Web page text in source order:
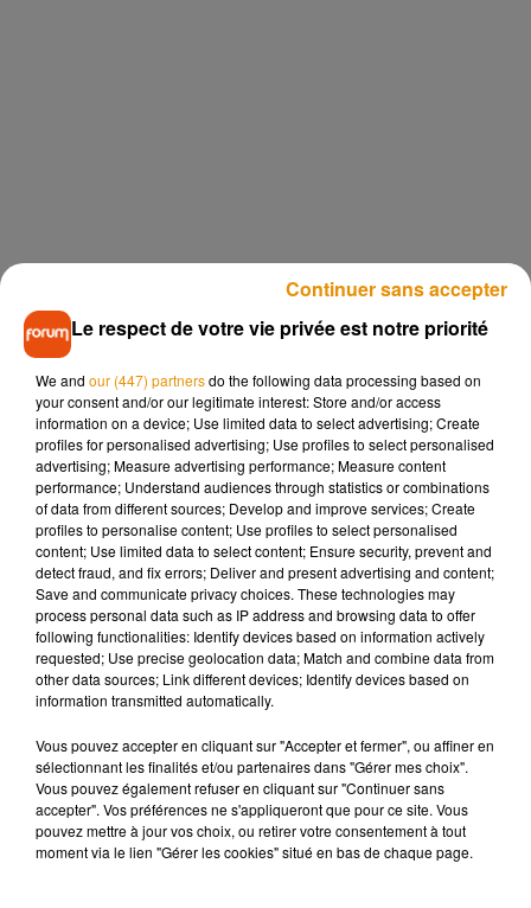
Le respect de votre vie privée est notre priorité
We and our (447) partnersdo the following data processing based on
your consent and/or our legitimate interest: Store and/or access
information on a device; Use limited data to select advertising; Create
profiles for personalised advertising; Use profiles to select personalised
advertising; Measure advertising performance; Measure content
performance; Understand audiences through statistics or combinations
of data from different sources; Develop and improve services; Create
profiles to personalise content; Use profiles to select personalised
content; Use limited data to select content; Ensure security, prevent and
detect fraud, and fix errors; Deliver and present advertising and content;
Save and communicate privacy choices. These technologies may
process personal data such as IP address and browsing data to offer
following functionalities: Identify devices based on information actively
requested; Use precise geolocation data; Match and combine data from
other data sources; Link different devices; Identify devices based on
information transmitted automatically.
Vous pouvez accepter en cliquant sur "Accepter et fermer", ou affiner en
sélectionnant les finalités et/ou partenaires dans "Gérer mes choix".
Vous pouvez également refuser en cliquant sur "Continuer sans
accepter". Vos préférences ne s'appliqueront que pour ce site. Vous
pouvez mettre à jour vos choix, ou retirer votre consentement à tout
moment via le lien "Gérer les cookies" situé en bas de chaque page.
Continuer sans accepter